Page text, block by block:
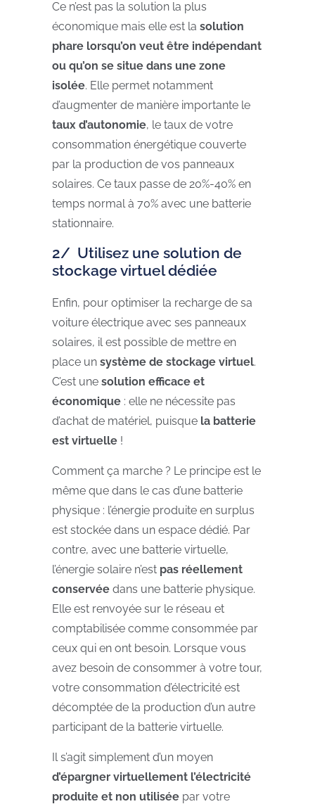
Ce n’est pas la solution la plus
économique mais elle est la solution
phare lorsqu’on veut être indépendant
ou qu’on se situe dans une zone
isolée. Elle permet notamment
d’augmenter de manière importante le
taux d’autonomie, le taux de votre
consommation énergétique couverte
par la production de vos panneaux
solaires. Ce taux passe de 20%-40% en
temps normal à 70% avec une batterie
stationnaire.
2/ Utilisez une solution de
stockage virtuel dédiée
Enfin, pour optimiser la recharge de sa
voiture électrique avec ses panneaux
solaires, il est possible de mettre en
place un système de stockage virtuel.
C’est une solution efficace et
économique : elle ne nécessite pas
d’achat de matériel, puisque la batterie
est virtuelle !
Comment ça marche ? Le principe est le
même que dans le cas d’une batterie
physique : l’énergie produite en surplus
est stockée dans un espace dédié. Par
contre, avec une batterie virtuelle,
l’énergie solaire n’est pas réellement
conservée dans une batterie physique.
Elle est renvoyée sur le réseau et
comptabilisée comme consommée par
ceux qui en ont besoin. Lorsque vous
avez besoin de consommer à votre tour,
votre consommation d’électricité est
décomptée de la production d’un autre
participant de la batterie virtuelle.
Il s’agit simplement d’un moyen
d’épargner virtuellement l’électricité
produite et non utilisée par votre